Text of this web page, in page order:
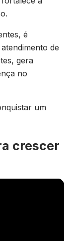
é
de
gera
no
um
crescer